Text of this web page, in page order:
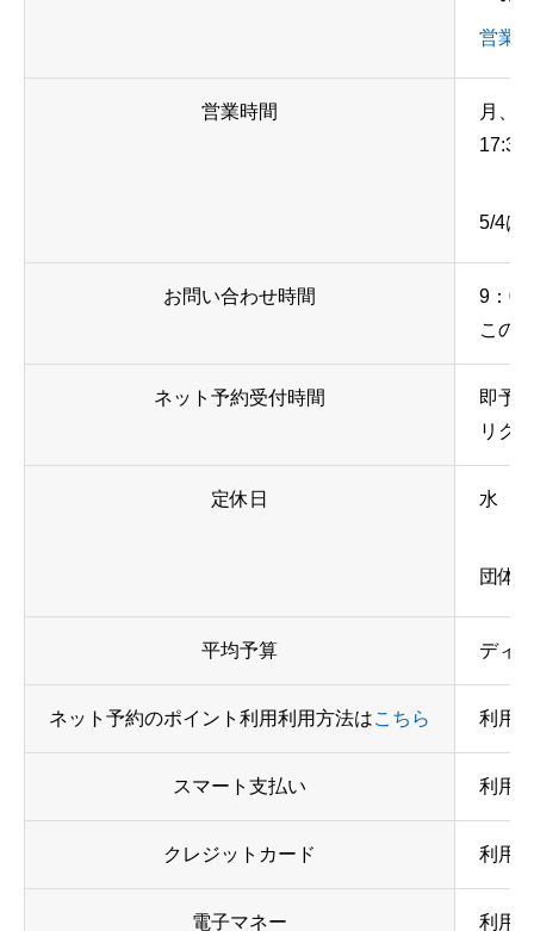
営業
営業時間
月、
17:30
5/4は
お問い合わせ時間
9：
この
ネット予約受付時間
即予
リク
定休日 水
団体
平均予算 ディ
ネット予約のポイント利用利用方法はこちら 利用
スマート支払い 利用
クレジットカード 利用
電子マネー 利用